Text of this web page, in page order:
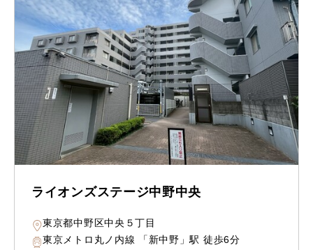
ライオンズステージ中野中央
東京都中野区中央５丁目
東京メトロ丸ノ内線 「新中野」駅 徒歩6分